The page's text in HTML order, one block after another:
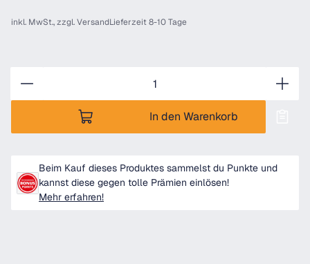
inkl. MwSt., zzgl.VersandLieferzeit 8-10 Tage
In den Warenkorb
Beim Kauf dieses Produktes sammelst du Punkte und
kannst diese gegen tolle Prämien einlösen!
Mehr erfahren!